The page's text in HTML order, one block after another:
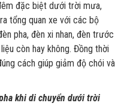
đặc biệt dưới trời mưa,
tổng quan xe với các bộ
pha, đèn xi nhan, đèn trước
còn hay không. Đồng thời
cách giúp giảm độ chói và
khi di chuyển dưới trời